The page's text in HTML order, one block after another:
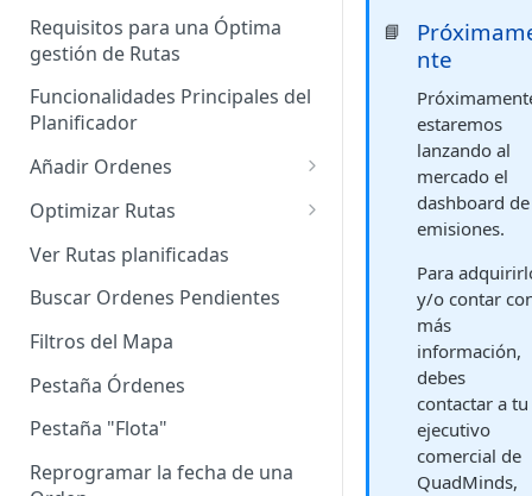
Vehículos
Agrupación de dispositivos
Asignación de dispositivos a
usuarios
Requisitos para una Óptima
gestión de Rutas
Funcionalidades Principales del
Planificador
Añadir Ordenes
Definición de una Orden
Añadir de forma manual
Añadir con el archivo standard
Añadir con Plantilla propia
Añadir con la plantilla
Añadir desde Tiendas e-
Optimizar Rutas
¿Cómo Saber si mi ruta está
optimizada?
Variables para optimizar las
Rutas
Definir la Ventana Horaria de
Ver Rutas planificadas
Buscar Ordenes Pendientes
Filtros del Mapa
Pestaña Órdenes
Pestaña "Flota"
Reprogramar la fecha de una
📘
nte
estaremos
lanzando al
mercado el
dashboard de
emisiones.
Para
y/o contar
más
información,
debes
contactar a tu
ejecutivo
comercial de
QuadMinds,